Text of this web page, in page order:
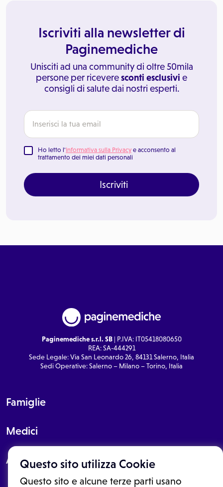
Questo sito utilizza Cookie
Questo sito e alcune terze parti usano
Iscriviti alla newsletter di
Paginemediche
Unisciti ad una community di oltre 50mila
persone per riceveresconti esclusivi e
consigli di salute dai nostri esperti.
Ho letto l'Informativa sulla Privacy e acconsento al
trattamento dei miei dati personali
Iscriviti
Paginemediche s.r.l. SB| P.IVA: IT05418080650
REA: SA-444291
Sede Legale: Via San Leonardo 26, 84131 Salerno, Italia
Sedi Operative: Salerno – Milano – Torino, Italia
Famiglie
Medici
About